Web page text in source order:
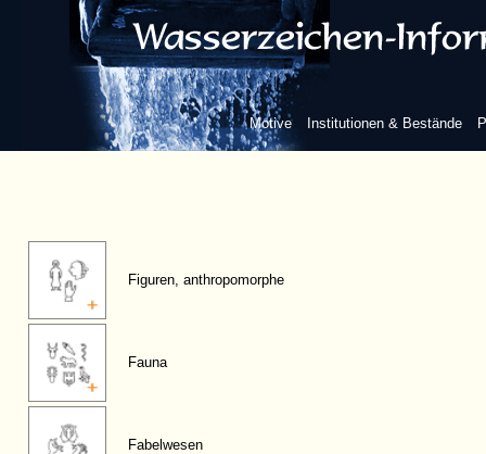
Motive Institutionen & Bestände
Figuren, anthropomorphe
Fauna
Fabelwesen